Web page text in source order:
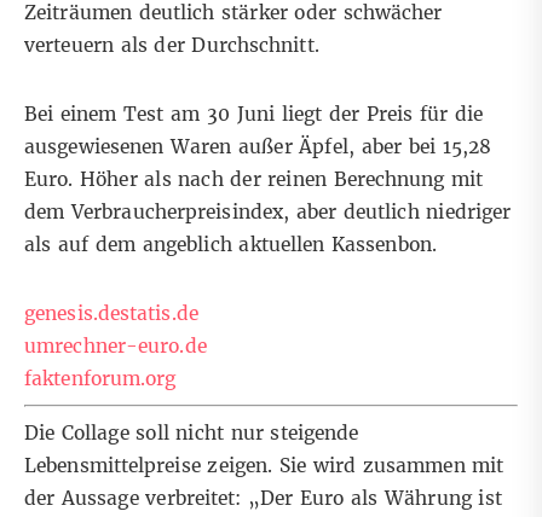
Zeiträumen deutlich stärker oder schwächer
verteuern als der Durchschnitt.
Bei einem Test am 30 Juni liegt der Preis für die
ausgewiesenen Waren außer Äpfel, aber bei 15,28
Euro. Höher als nach der reinen Berechnung mit
dem Verbraucherpreisindex, aber deutlich niedriger
als auf dem angeblich aktuellen Kassenbon.
genesis.destatis.de
umrechner-euro.de
faktenforum.org
Die Collage soll nicht nur steigende
Lebensmittelpreise zeigen. Sie wird zusammen mit
der Aussage verbreitet: „Der Euro als Währung ist